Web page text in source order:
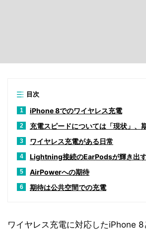
目次
1 iPhone 8でのワイヤレス充電
2 充電スピードについては「現状」、
3 ワイヤレス充電がある日常
4 Lightning接続のEarPodsが輝き出
5 AirPowerへの期待
6 期待は公共空間での充電
ワイヤレス充電に対応したiPhone 8